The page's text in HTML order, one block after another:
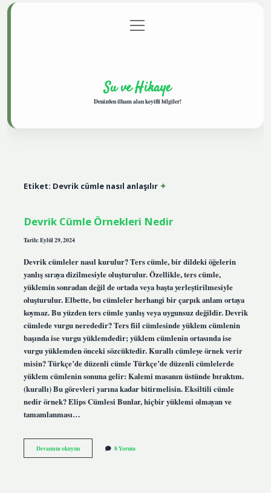
Gizlilik Politikası
menüyü
aç
Su ve Hikaye
Denizden ilham alan keyifli bilgiler!
Etiket: Devrik cümle nasıl anlaşılır
Devrik Cümle Örnekleri Nedir
Tarih: Eylül 29, 2024
Devrik cümleler nasıl kurulur? Ters cümle, bir dildeki öğelerin
yanlış sıraya dizilmesiyle oluşturulur. Özellikle, ters cümle,
yüklemin sonradan değil de ortada veya başta yerleştirilmesiyle
oluşturulur. Elbette, bu cümleler herhangi bir çarpık anlam ortaya
koymaz. Bu yüzden ters cümle yanlış veya uygunsuz değildir. Devrik
cümlede vurgu nerededir? Ters fiil cümlesinde yüklem cümlenin
başında ise vurgu yüklemdedir; yüklem cümlenin ortasında ise
vurgu yüklemden önceki sözcüktedir. Kurallı cümleye örnek verir
misin? Türkçe’de düzenli cümle Türkçe’de düzenli cümlelerde
yüklem cümlenin sonuna gelir: Kalemi masanın üstünde bıraktım.
(kurallı) Bu görevleri yarına kadar bitirmelisin. Eksiltili cümle
nedir örnek? Elips Cümlesi Bunlar, hiçbir yüklemi olmayan ve
tamamlanması…
Devamını okuyunDevrik
Cümle
8 Yorum